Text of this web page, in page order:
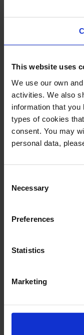
This website uses
We use our own
activities. We also
information that
types of cookies
consent. You may
personal data,
Selection
Necessary
Preferences
Statistics
Marketing